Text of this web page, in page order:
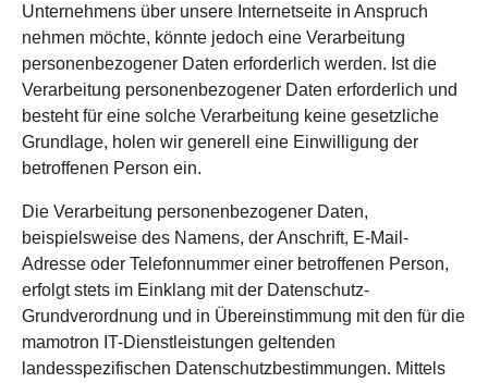
Unternehmens über unsere Internetseite in Anspruch
nehmen möchte, könnte jedoch eine Verarbeitung
personenbezogener Daten erforderlich werden. Ist die
Verarbeitung personenbezogener Daten erforderlich und
besteht für eine solche Verarbeitung keine gesetzliche
Grundlage, holen wir generell eine Einwilligung der
betroffenen Person ein.
Die Verarbeitung personenbezogener Daten,
beispielsweise des Namens, der Anschrift, E-Mail-
Adresse oder Telefonnummer einer betroffenen Person,
erfolgt stets im Einklang mit der Datenschutz-
Grundverordnung und in Übereinstimmung mit den für die
mamotron IT-Dienstleistungen geltenden
landesspezifischen Datenschutzbestimmungen. Mittels